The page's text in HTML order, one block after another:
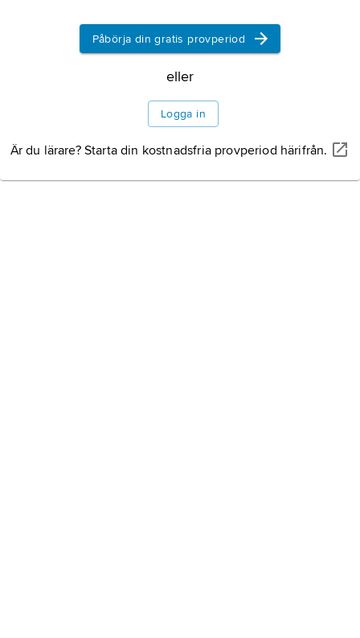
Påbörja din gratis provperiod
eller
Logga in
Är du lärare? Starta din kostnadsfria provperiod härifrån.